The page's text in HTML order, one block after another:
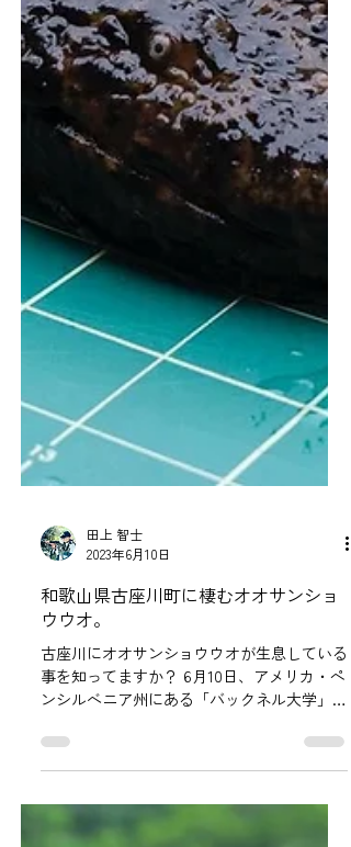
2023年6月10日
ウウオ。
古座川にオオサンショウウオが生息している
ンシルベニア州にある「バックネル大学」の
学生３名が古座川町平井地区にオオサンショ
には日本オオサンショウウオより小型のヘル
ベンダー（アメリカオオサンショ...